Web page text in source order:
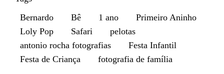
Bernardo
Bê 1 ano
Primeiro Aninho
Loly Pop
Safari
pelotas
antonio rocha fotografias
Festa Infantil
Festa de Criança
fotografia de família